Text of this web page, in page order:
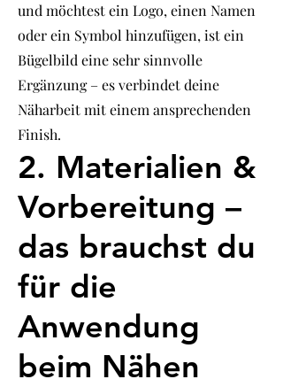
und möchtest ein Logo, einen Namen
oder ein Symbol hinzufügen, ist ein
Bügelbild eine sehr sinnvolle
Ergänzung – es verbindet deine
Näharbeit mit einem ansprechenden
Finish.
2. Materialien &
Vorbereitung –
das brauchst du
für die
Anwendung
beim Nähen